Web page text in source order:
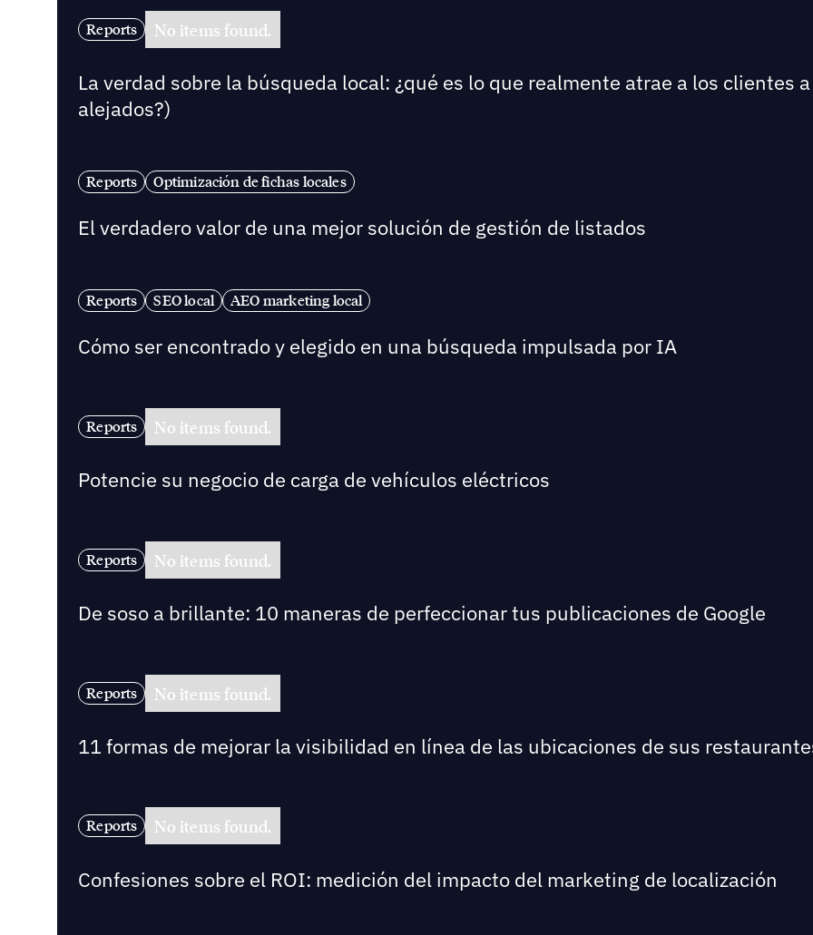
Reports No items found.
La verdad sobre la búsqueda local: ¿qué es lo que realmente atrae a los clientes
alejados?)
Reports Optimización de fichas locales
El verdadero valor de una mejor solución de gestión de listados
Reports SEO local AEO marketing local
Cómo ser encontrado y elegido en una búsqueda impulsada por IA
Reports No items found.
Potencie su negocio de carga de vehículos eléctricos
Reports No items found.
De soso a brillante: 10 maneras de perfeccionar tus publicaciones de Google
Reports No items found.
11 formas de mejorar la visibilidad en línea de las ubicaciones de sus
Reports No items found.
Confesiones sobre el ROI: medición del impacto del marketing de localización